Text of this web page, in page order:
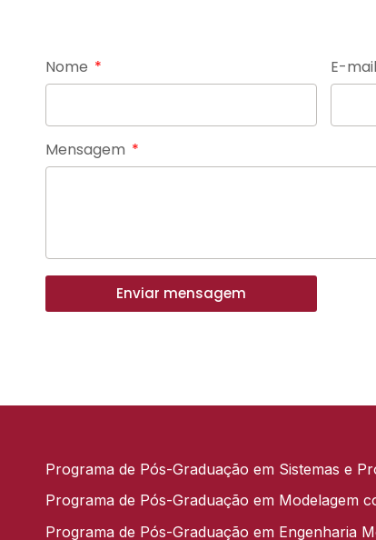
Nome E-mail
Mensagem
Enviar mensagem
Programa de Pós-Graduação em Sistemas e
Programa de Pós-Graduação em Modelagem
Programa de Pós-Graduação em Engenharia